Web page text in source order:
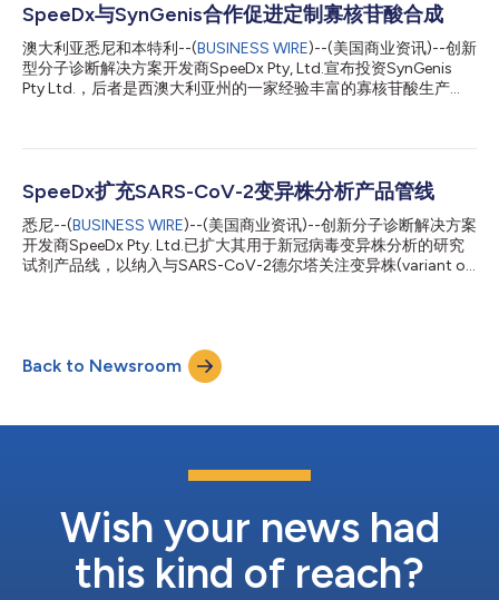
和监测工作。 SpeeDx临床事务高级副总裁Charles Cartwright博
士表示：“使用基于PCR的方法快速筛查阳性样本使实验室能在突变
传播时轻松进行监测。我们的基因分型试剂套件锁定的单个突变经
过精心挑选，以代表关键的谱系分化，因此我们发现，即便是最新
出现的关注和关切变异株也能被我们现有产品阵容锁定，以进行进
CoV-2的L452Q棘蛋白突变1，以及S...
SpeeDx与SynGenis合作促进定制寡核苷酸合成
澳大利亚悉尼和本特利--(BUSINESS WIRE)--(美国商业资讯)--创新
型分子诊断解决方案开发商SpeeDx Pty, Ltd.宣布投资SynGenis
Pty Ltd.，后者是西澳大利亚州的一家经验丰富的寡核苷酸生产
SpeeDx全球运营总监Tom Lin表示：“全球疫情带来了检测业务的
力的提升可确保我们继续致力于为公司的全球客户维护供应链安
全。” 寡核苷酸是分子诊断产品的基础原料，随着新冠病毒诊断需
求增长，全球对寡核苷酸的需求也水涨船高。除了因此而导致的供
应链紧张外，进入澳大利亚的航班数量减少及海关防疫工作量的增
加，都使得来自海外供应商的货运和交货时间变得极不稳定。
经验丰富、专业知识深厚的商业寡核苷酸生...
SpeeDx扩充SARS-CoV-2变异株分析产品管线
悉尼--(BUSINESS WIRE)--(美国商业资讯)--创新分子诊断解决方案
开发商SpeeDx Pty. Ltd.已扩大其用于新冠病毒变异株分析的研究
试剂产品线，以纳入与SARS-CoV-2德尔塔关注变异株(variant of
关键VOC的实验室提供了简化的解决方案。 此新闻稿包含多媒体
内容。完整新闻稿可在以下网址查阅：
https://www.businesswire.com/news/home/20210816005769
实验室都在努力满足阳性样本的测序要求，因为这些样本有助于监
基于PCR的变异株识别方法是一种简单快捷的解决方案，可消除实
验室瓶颈，帮助将注意力集中于真正需要进一步检测的样本。”
Back to Newsroom
Wish your news had
this kind of reach?